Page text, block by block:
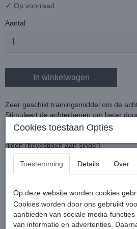
✓ Op voorraad
Aantal
In winkelwagen
Zeer geschikt trainingsmiddel om de
Stimuleert de achterbenen om beter
in beter ruggebruik.
De band kan gebruikt worden met
rijden (bevestigen aan singel).
De longeerband is er in één maat, deze
Min 119cm
Cookies toestaan Opties
Toestemming Details Over
Op deze website worden cookies
Cookies worden door ons gebruikt
aanbieden van sociale media-
van informatie en advertenties.